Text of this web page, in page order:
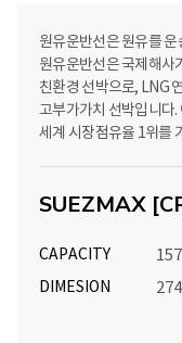
원유운반선은 원유를
원유운반선은 국제해사
친환경 선박으로, LNG
고부가가치 선박입니다.
세계 시장점유율 1위를
SUEZMAX
CAPACITY
DIMESION